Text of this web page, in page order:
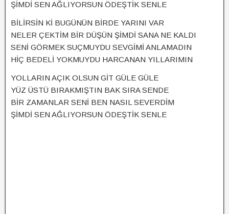
ŞİMDİ SEN AĞLIYORSUN ÖDEŞTİK SENLE
BİLİRSİN Kİ BUGÜNÜN BİRDE YARINI VAR
NELER ÇEKTİM BİR DÜŞÜN ŞİMDİ SANA NE KALDI
SENİ GÖRMEK SUÇMUYDU SEVGİMİ ANLAMADIN
HİÇ BEDELİ YOKMUYDU HARCANAN YILLARIMIN
YOLLARIN AÇIK OLSUN GİT GÜLE GÜLE
YÜZ ÜSTÜ BIRAKMIŞTIN BAK SIRA SENDE
BİR ZAMANLAR SENİ BEN NASIL SEVERDİM
ŞİMDİ SEN AĞLIYORSUN ÖDEŞTİK SENLE